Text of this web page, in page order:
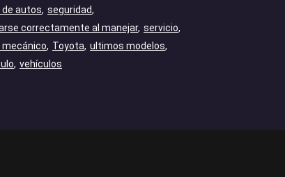
de autos seguridad
correctamente al manejar servicio
mecánico
Toyota ultimos modelos
vehículos